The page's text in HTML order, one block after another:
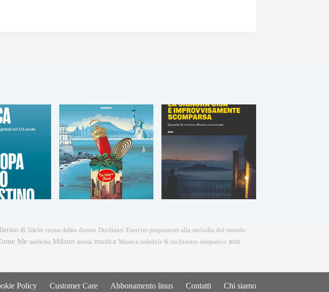
di liscio cucina delitto donne Duellanti Esercizi preparatori alla melodia del mondo
Me medicina Milano moda musica Musica infedele & inchiostro simpatico noir
Policy Customer Care Abbonamento linus Contatti Chi siamo